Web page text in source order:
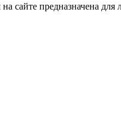
сайте предназначена для